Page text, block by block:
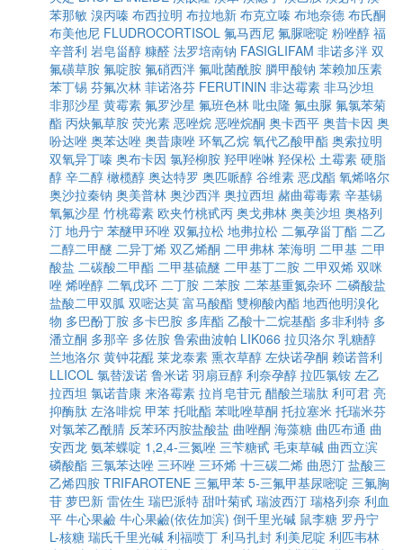
苯那敏 溴丙嗪 布西拉明 布拉地新 布克立嗪 布地奈德 布氏酮
布美他尼 FLUDROCORTISOL 氟马西尼 氟脲嘧啶 粉唑醇 福
辛普利 岩皂甾醇 糠醛 法罗培南钠 FASIGLIFAM 非诺多泮 双
氟磺草胺 氟啶胺 氟硝西泮 氟吡菌酰胺 膦甲酸钠 苯赖加压素
苯丁锡 芬氟次林 菲诺洛芬 FERUTININ 非达霉素 非马沙坦
非那沙星 黄霉素 氟罗沙星 氟班色林 吡虫隆 氟虫脲 氟氯苯菊
酯 丙炔氟草胺 荧光素 恶唑烷 恶唑烷酮 奥卡西平 奥昔卡因 奥
吩达唑 奥苯达唑 奥昔康唑 环氧乙烷 氧代乙酸甲酯 奥索拉明
双氧异丁嗪 奥布卡因 氯羟柳胺 羟甲唑啉 羟保松 土霉素 硬脂
醇 辛二醇 橄榄醇 奥达特罗 奥匹哌醇 谷维素 恶戊酯 氧烯咯尔
奥沙拉秦钠 奥美普林 奥沙西泮 奥拉西坦 赭曲霉毒素 辛基锡
氧氟沙星 竹桃霉素 欧夹竹桃甙丙 奥戈弗林 奥美沙坦 奥格列
汀 地丹宁 苯醚甲环唑 双氟拉松 地弗拉松 二氟孕甾丁酯 二乙
二醇二甲醚 二异丁烯 双乙烯酮 二甲弗林 苯海明 二甲基 二甲
酸盐 二碳酸二甲酯 二甲基硫醚 二甲基丁二胺 二甲双烯 双咪
唑 烯唑醇 二氧戊环 二丁胺 二苯胺 二苯基重氮杂环 二磷酸盐
盐酸二甲双胍 双嘧达莫 富马酸酯 雙柳酸內酯 地西他明溴化
物 多巴酚丁胺 多卡巴胺 多库酯 乙酸十二烷基酯 多非利特 多
潘立酮 多那辛 多佐胺 鲁索曲波帕 LIK066 拉贝洛尔 乳糖醇
兰地洛尔 黄钟花醌 莱龙泰素 熏衣草醇 左炔诺孕酮 赖诺普利
LLICOL 氯替泼诺 鲁米诺 羽扇豆醇 利奈孕醇 拉匹氯铵 左乙
拉西坦 氯诺昔康 来洛霉素 拉肖皂苷元 醋酸兰瑞肽 利可君 亮
抑酶肽 左洛啡烷 甲苯 托吡酯 苯吡唑草酮 托拉塞米 托瑞米芬
对氯苯乙酰腈 反苯环丙胺盐酸盐 曲唑酮 海藻糖 曲匹布通 曲
安西龙 氨苯蝶啶 1,2,4-三氮唑 三苄糖甙 毛束草碱 曲西立滨
磷酸酯 三氯苯达唑 三环唑 三环烯 十三碳二烯 曲恩汀 盐酸三
乙烯四胺 TRIFAROTENE 三氟甲苯 5-三氟甲基尿嘧啶 三氟胸
苷 萝巴新 雷佐生 瑞巴派特 甜叶菊甙 瑞波西汀 瑞格列奈 利血
平 牛心果鹼 牛心果鹼(依佐加滨) 倒千里光碱 鼠李糖 罗丹宁
L-核糖 瑞氏千里光碱 利福喷丁 利马扎封 利美尼啶 利匹韦林